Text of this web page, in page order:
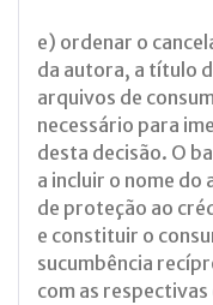
e) ordenar o
da autora, a título
arquivos de
necessário para
desta decisão. O
a incluir o nome do
de proteção ao
e constituir o
sucumbência
com as